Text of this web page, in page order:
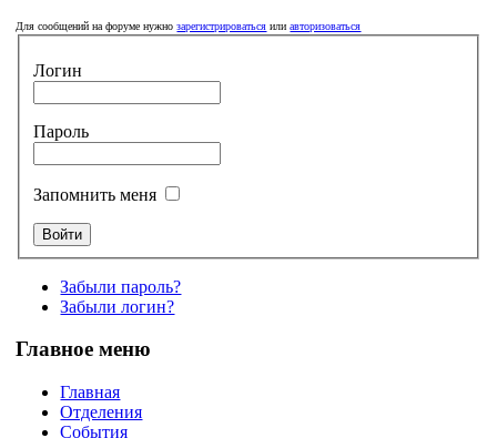
Для сообщений на форуме нужнозарегистрироваться илиавторизоваться
Логин
Пароль
Запомнить меня
Забыли пароль?
Забыли логин?
Главное меню
Главная
Отделения
События